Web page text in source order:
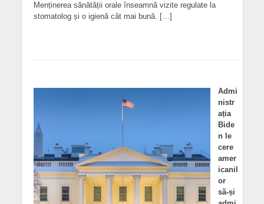
Menținerea sănătății orale înseamnă vizite regulate la
stomatolog și o igienă cât mai bună. […]
Admi
nistr
ația
Bide
n le
cere
amer
icanil
or
să-și